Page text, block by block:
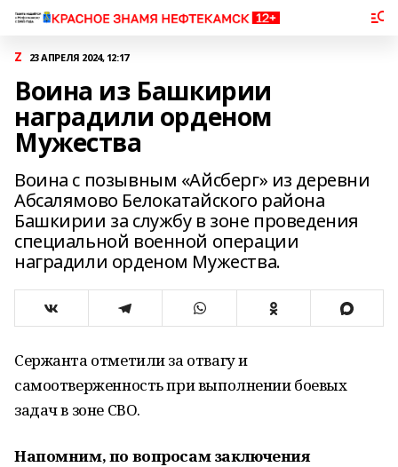
Z 23 АПРЕЛЯ 2024, 12:17
Воина из Башкирии
наградили орденом
Мужества
Воина с позывным «Айсберг» из деревни
Абсалямово Белокатайского района
Башкирии за службу в зоне проведения
специальной военной операции
наградили орденом Мужества.
Сержанта отметили за отвагу и
самоотверженность при выполнении боевых
задач в зоне СВО.
Напомним, по вопросам заключения